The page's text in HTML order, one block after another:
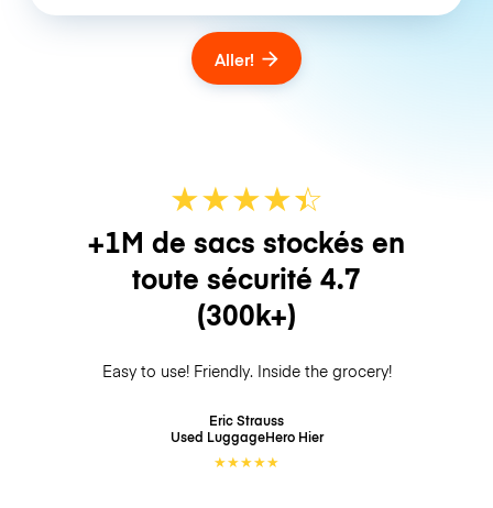
Aller!
★★★★☆
★
+1M de sacs stockés en
toute sécurité 4.7
(300k+)
Easy to use! Friendly. Inside the grocery!
Eric Strauss
Used LuggageHero Hier
★★★★★